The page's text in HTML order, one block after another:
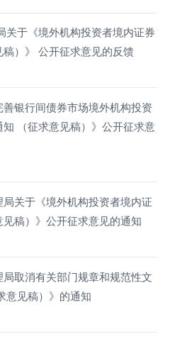
关于《境外机构投资者境内证券
）》 公开征求意见的反馈
银行间债券市场境外机构投资
（征求意见稿）》公开征求意
关于《境外机构投资者境内证
稿）》公开征求意见的通知
取消有关部门规章和规范性文
意见稿）》的通知